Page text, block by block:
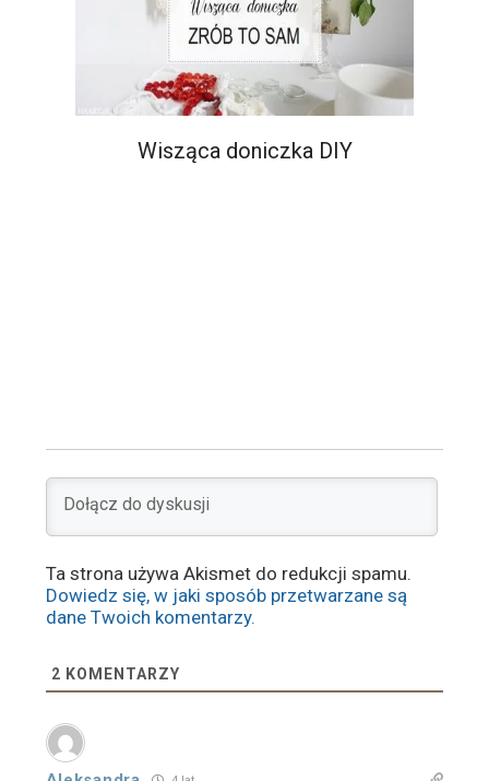
Wisząca doniczka DIY
Ta strona używa Akismet do redukcji spamu.
Dowiedz się, w jaki sposób przetwarzane są
dane Twoich komentarzy.
2 KOMENTARZY